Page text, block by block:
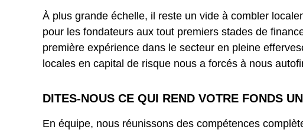
À plus grande échelle, il reste un vide à combler
pour les fondateurs aux tout premiers stades de
première expérience dans le secteur en pleine
locales en capital de risque nous a forcés à nous
DITES-NOUS CE QUI REND VOTRE FONDS
En équipe, nous réunissons des compétences